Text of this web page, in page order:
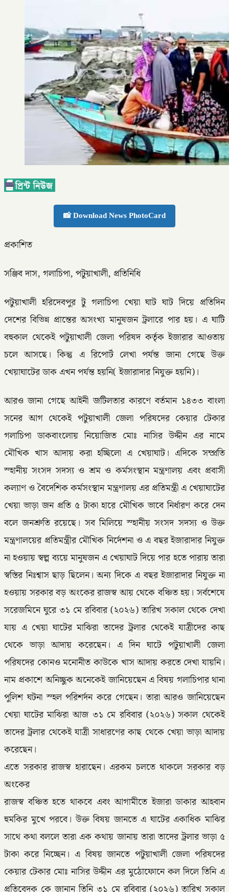
📸 Download News PhotoCard
প্রকাশিত
সঞ্জিব দাস, গলাচিপা, পটুয়াখালী, প্রতিনিধি
পটুয়াখালী হরিদেবপুর টু গলাচিপা খেয়া ঘাট ঘাট দিয়ে প্রতিদিন
দেশের বিভিন্ন প্রান্তের অসংখ্য মানুষজন ট্রলারে পার হয়। এ ঘাটি
বহুকাল থেকেই পটুয়াখালী জেলা পরিষদ কর্তৃক ইজারার আওতায়
চলে আসছে। কিন্তু এ রিপোর্ট লেখা পর্যন্ত জানা গেছে উক্ত
খেয়াঘাটের ডাক এখন পর্যন্ত হয়নি( ইজারাদার নিযুক্ত হয়নি)।
আরও জানা গেছে আইনী জটিলতার কারণে বর্তমান ১৪৩৩ বাংলা
সনের আগ থেকেই পটুয়াখালী জেলা পরিষদের কেয়ার টেকার
গলাচিপা ডাকবাংলোয় নিয়োজিত মোঃ নাসির উদ্দীন এর নামে
মৌখিক খাস আদায় করা হচ্ছিলো এ খেয়াঘাট। এদিকে সম্প্রতি
স্হানীয় সংসদ সদস্য ও শ্রম ও কর্মসংস্থান মন্ত্রণালয় এবং প্রবাসী
কল্যাণ ও বৈদেশিক কর্মসংস্থান মন্ত্রণালয় এর প্রতিমন্ত্রী এ খেয়াঘাটের
খেয়া ভাড়া জন প্রতি ৫ টাকা হারে মৌখিক ভাবে নির্ধারণ করে দেন
বলে জনশ্রুতি রয়েছে। সব মিলিয়ে স্হানীয় সংসদ সদস্য ও উক্ত
মন্ত্রণালয়ের প্রতিমন্ত্রীর মৌখিক নির্দেশনা ও এ বছর ইজারাদার নিযুক্ত
না হওয়ায় স্বল্প ব্যয়ে মানুষজন এ খেয়াঘাট দিয়ে পার হতে পারায় তারা
স্বস্তির নিঃশ্বাস ছাড় ছিলেন। অন্য দিকে এ বছর ইজারাদার নিযুক্ত না
হওয়ায় সরকার বড় অংকের রাজস্ব আয় থেকে বঞ্চিত হয়। সর্বশেষে
সরেজমিনে ঘুরে ৩১ মে রবিবার (২০২৬) তারিখ সকাল থেকে দেখা
যায় এ খেয়া ঘাটের মাঝিরা তাদের ট্রলার থেকেই যাত্রীদের কাছ
থেকে ভাড়া আদায় করেছেন। এ দিন ঘাটে পটুয়াখালী জেলা
পরিষদের কোনও মনোনীত কাউকে খাস আদায় করতে দেখা যায়নি।
নাম প্রকাশে অনিচ্ছুক অনেকেই জানিয়েছেন এ বিষয় গলাচিপার থানা
পুলিশ ঘটনা স্হল পরিশর্দন করে গেছেন। তারা আরও জানিয়েছেন
খেয়া ঘাটের মাঝিরা আজ ৩১ মে রবিবার (২০২৬) সকাল থেকেই
তাদের ট্রলার থেকেই যাত্রী সাধারণের কাছ থেকে খেয়া ভাড়া আদায়
করেছেন।
এতে সরকার রাজস্ব হারাছেন। এরকম চলতে থাকলে সরকার বড়
অংকের
রাজস্ব বঞ্চিত হতে থাকবে এবং আগামীতে ইজারা ডাকার আহবান
হুমকির মুখে পরবে। উক্ত বিষয় জানতে এ ঘাটের একাধিক মাঝির
সাথে কথা বললে তারা এক কথায় জানায় তারা তাদের ট্রলার ভাড়া ৫
টাকা করে নিচ্ছেন। এ বিষয় জানতে পটুয়াখালী জেলা পরিষদের
কেয়ার টেকার মোঃ নাসির উদ্দীন এর মুঠোফোনে কল দিলে তিনি এ